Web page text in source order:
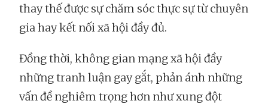
thay thế được sự chăm sóc thực sự từ chuyên
gia hay kết nối xã hội đầy đủ.
Đồng thời, không gian mạng xã hội đầy
những tranh luận gay gắt, phản ánh những
vấn đề nghiêm trọng hơn như xung đột